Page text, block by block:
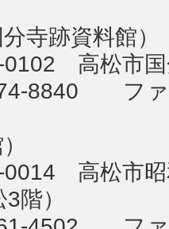
寺跡資料館）
高松市国
8840 フ
高松市昭
階）